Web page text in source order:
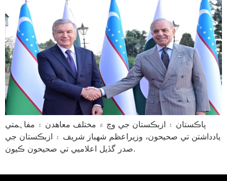
پاڪستان ۽ ازبڪستان جي وچ ۾ مختلف معاهدن ۽ مفاہمتي
يادداشتن تي صحيحون، وزيراعظم شهباز شريف ۽ ازبڪستان جي
صدر گڏيل اعلاميي تي صحيحون ڪيون.